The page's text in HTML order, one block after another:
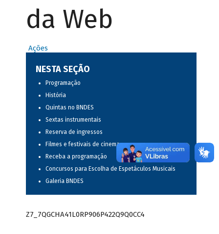
da Web
Ações
NESTA SEÇÃO
Programação
História
Quintas no BNDES
Sextas instrumentais
Reserva de ingressos
Filmes e festivais de cinema
Receba a programação
Concursos para Escolha de Espetáculos Musicais
Galeria BNDES
Z7_7QGCHA41L0RP906P422Q9Q0CC4